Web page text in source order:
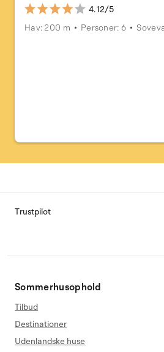
4.12/5
Hav: 200 m
Personer: 6
Trustpilot
Sommerhusophold
Tilbud
Destinationer
Udenlandske huse